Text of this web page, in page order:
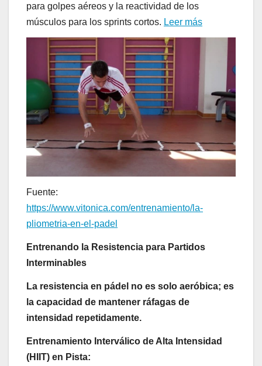
para golpes aéreos y la reactividad de los
músculos para los sprints cortos. Leer más
Fuente:
https://www.vitonica.com/entrenamiento/la-
pliometria-en-el-padel
Entrenando la Resistencia para Partidos
Interminables
La resistencia en pádel no es solo aeróbica; es
la capacidad de mantener ráfagas de
intensidad repetidamente.
Entrenamiento Interválico de Alta Intensidad
(HIIT) en Pista: